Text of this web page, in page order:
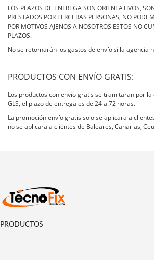
LOS PLAZOS DE ENTREGA SON ORIENTATIVOS,
PRESTADOS POR TERCERAS PERSONAS, NO
POR MOTIVOS AJENOS A NOSOTROS ESTOS NO
PLAZOS.
No se retornarán los gastos de envío si la agencia
PRODUCTOS CON ENVÍO GRATIS:
Los productos con envío gratis se tramitaran por
GLS, el plazo de entrega es de 24 a 72 horas.
La promoción envío gratis solo se aplicara a
no se aplicara a clientes de Baleares, Canarias,
PRODUCTOS